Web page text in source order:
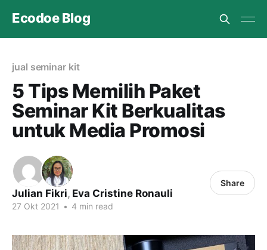
Ecodoe Blog
jual seminar kit
5 Tips Memilih Paket
Seminar Kit Berkualitas
untuk Media Promosi
Julian Fikri, Eva Cristine Ronauli
27 Okt 2021 • 4 min read
Share